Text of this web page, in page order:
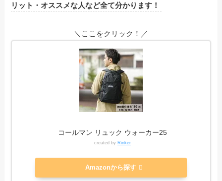
リット・オススメな人など全て分かります！
＼ここをクリック！／
コールマン リュック ウォーカー25
created by Rinker
Amazonから探す